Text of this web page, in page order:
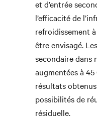
et d’entrée
l’efficacité de
refroidissement
être envisagé.
secondaire dans
augmentées à
résultats
possibilités de
résiduelle.